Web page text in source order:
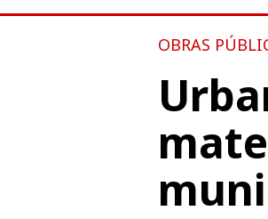
OBRAS